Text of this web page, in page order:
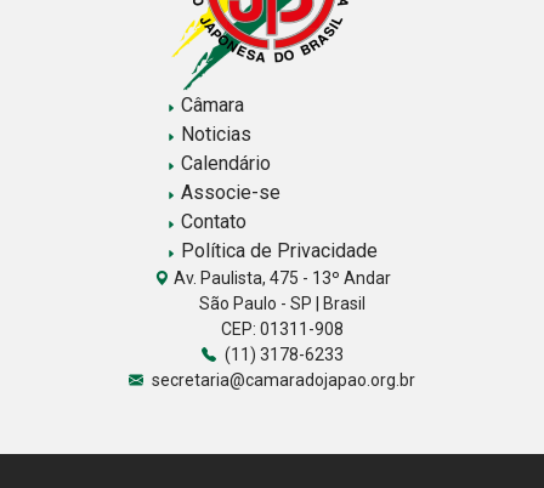
Câmara
Noticias
Calendário
Associe-se
Contato
Política de Privacidade
Av. Paulista, 475 - 13º Andar
São Paulo - SP | Brasil
CEP: 01311-908
(11) 3178-6233
secretaria@camaradojapao.org.br